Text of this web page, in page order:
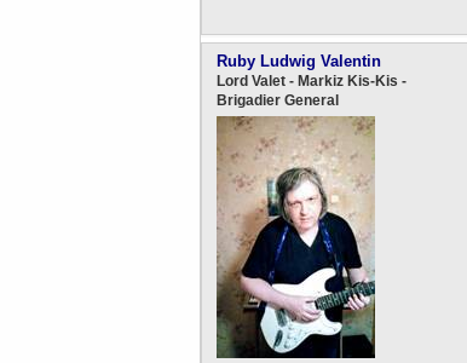
Ruby Ludwig Valentin
Lord Valet - Markiz Kis-Kis -
Brigadier General